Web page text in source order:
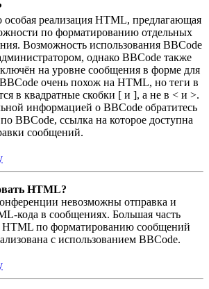
реализация HTML, предлагающая
по форматированию отдельных
Возможность использования BBCode
однако BBCode также
на уровне сообщения в форме для
очень похож на HTML, но теги в
в квадратные скобки [ и ], а не в < и >.
информацией о BBCode обратитесь
BBCode, ссылка на которое доступна
сообщений.
HTML?
невозможны отправка и
кода в сообщениях. Большая часть
HTML по форматированию сообщений
с использованием BBCode.